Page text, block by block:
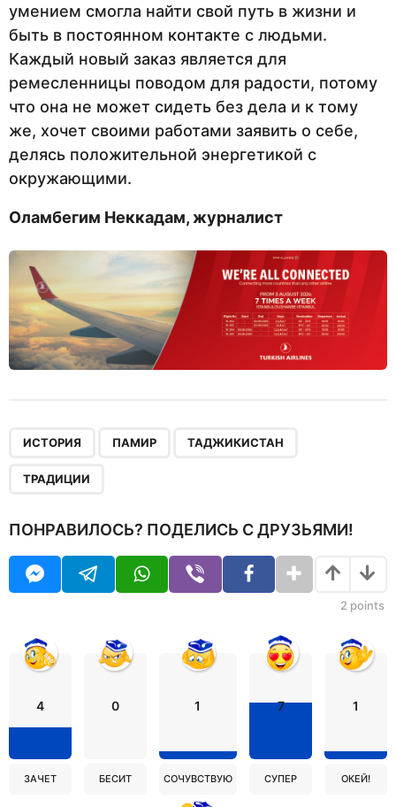
умением смогла найти свой путь в жизни и
быть в постоянном контакте с людьми.
Каждый новый заказ является для
ремесленницы поводом для радости, потому
что она не может сидеть без дела и к тому
же, хочет своими работами заявить о себе,
делясь положительной энергетикой с
окружающими.
Оламбегим Неккадам, журналист
ИСТОРИЯ ПАМИР ТАДЖИКИСТАН
ТРАДИЦИИ
ПОНРАВИЛОСЬ? ПОДЕЛИСЬ С ДРУЗЬЯМИ!
2 points
4
ЗАЧЕТ
0
БЕСИТ
1
СОЧУВСТВУЮ
7
СУПЕР
1
ОКЕЙ!